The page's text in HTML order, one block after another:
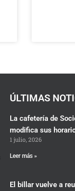
ÚLTIMAS
La cafetería de
modifica sus
1 julio, 2026
Leer más »
El billar vuelve a